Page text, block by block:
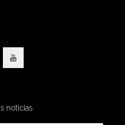
noticias